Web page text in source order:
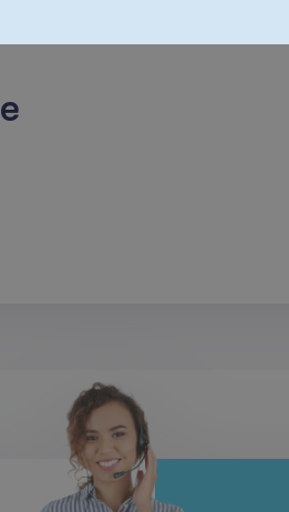
e